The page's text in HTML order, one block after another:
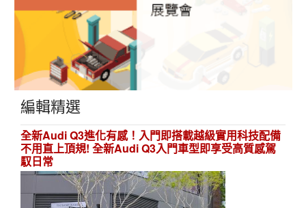
編輯精選
全新Audi Q3進化有感！入門即搭載越級實用科技配備
不用直上頂規! 全新Audi Q3入門車型即享受高質感駕
馭日常